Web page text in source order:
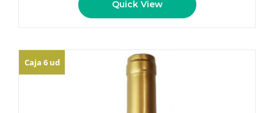
Quick View
Caja 6 ud